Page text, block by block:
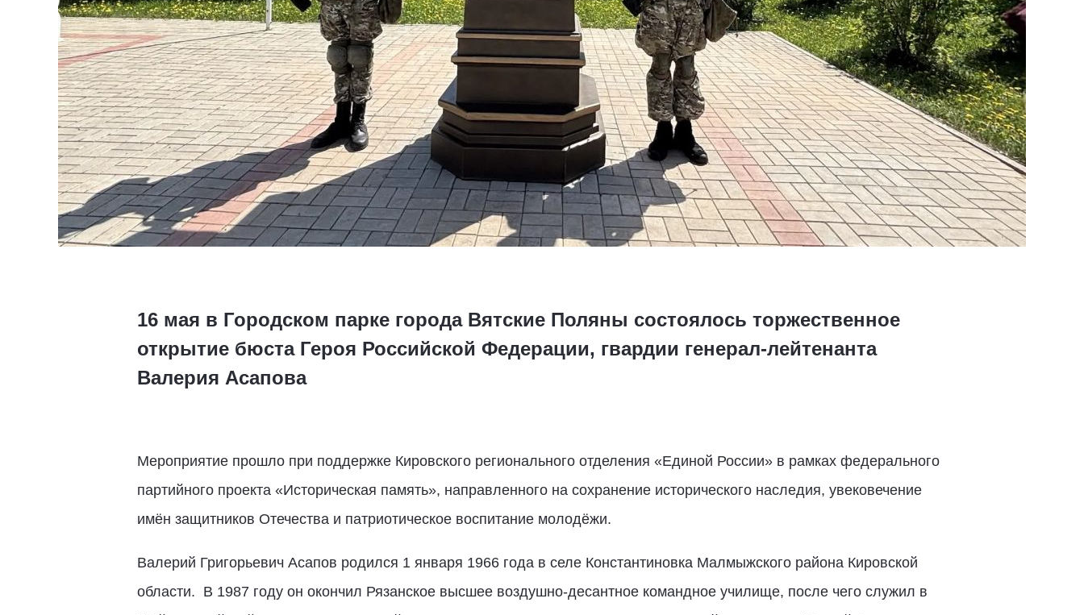
16 мая в Городском парке города Вятские Поляны состоялось торжественное
открытие бюста Героя Российской Федерации, гвардии генерал-лейтенанта
Валерия Асапова
Мероприятие прошло при поддержке Кировского регионального отделения «Единой России» в рамках федерального
партийного проекта «Историческая память», направленного на сохранение исторического наследия, увековечение
имён защитников Отечества и патриотическое воспитание молодёжи.
Валерий Григорьевич Асапов родился 1 января 1966 года в селе Константиновка Малмыжского района Кировской
области. В 1987 году он окончил Рязанское высшее воздушно-десантное командное училище, после чего служил в